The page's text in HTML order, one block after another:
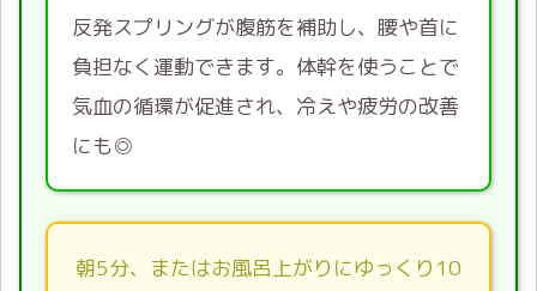
反発スプリングが腹筋を補助し、腰や首に
負担なく運動できます。体幹を使うことで
気血の循環が促進され、冷えや疲労の改善
にも◎
朝5分、またはお風呂上がりにゆっくり10